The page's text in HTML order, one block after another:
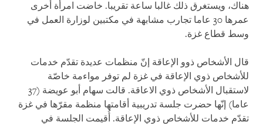
هناك، ويستغرق ذلك غالبا ساعة تقريبا. خاضت امرأة أخرى
عمرها 30 عاما تجارب مشابهة في مكتبين لوزارة العمل في
وسط قطاع غزة.
قال الأشخاص ذوو الإعاقة إنّ منظمات عديدة تقدّم خدمات
للأشخاص ذوي الإعاقة في غزة لم توفر مواءمة خاصّة
لاستقبال الأشخاص ذوي الاعاقة. قالت سهام أبو عويضة (37
عاما) إنّها حضرت جلسة تدريبية أقامتها منظمة مقرّها في غزة
تقدّم خدمات للأشخاص ذوي الإعاقة. أُقيمت الجلسة في